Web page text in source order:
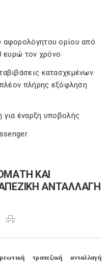
ορίου από
ευρώ τον χρόνο
κατασχεμένων
πλήρης εξόφληση
έναρξη υποβολής
ΚΑΙ
ΑΝΤΑΛΛΑΓΗ
τραπεζική ανταλλαγή